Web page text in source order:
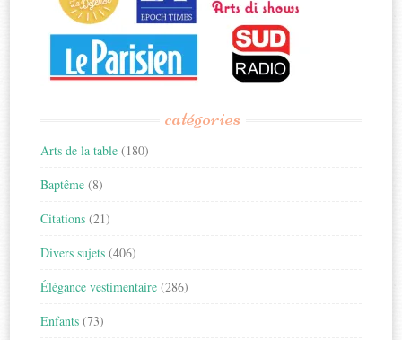
catégories
Arts de la table (180)
Baptême (8)
Citations (21)
Divers sujets (406)
Élégance vestimentaire (286)
Enfants (73)